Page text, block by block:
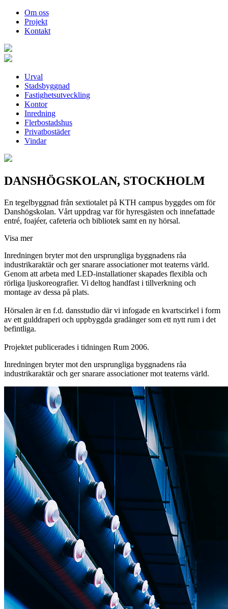
Om oss
Projekt
Kontakt
Urval
Stadsbyggnad
Fastighetsutveckling
Kontor
Inredning
Flerbostadshus
Privatbostäder
Vindar
DANSHÖGSKOLAN, STOCKHOLM
En tegelbyggnad från sextiotalet på KTH campus byggdes om för
Danshögskolan. Vårt uppdrag var för hyresgästen och innefattade
entré, foajéer, cafeteria och bibliotek samt en ny hörsal.
Visa mer
Inredningen bryter mot den ursprungliga byggnadens råa
industrikaraktär och ger snarare associationer mot teaterns värld.
Genom att arbeta med LED-installationer skapades flexibla och
rörliga ljuskoreografier. Vi deltog handfast i tillverkning och
montage av dessa på plats.
Hörsalen är en f.d. dansstudio där vi infogade en kvartscirkel i form
av ett gulddraperi och uppbyggda gradänger som ett nytt rum i det
befintliga.
Projektet publicerades i tidningen Rum 2006.
Inredningen bryter mot den ursprungliga byggnadens råa
industrikaraktär och ger snarare associationer mot teaterns värld.